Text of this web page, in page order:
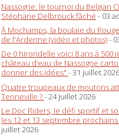
Nassogne: le tournoi du Belgian
Stéphane Delbrouck fâché - 03
À Mochamps, la boulaie du
de l'Ardenne (vidéo et photos)-
De 0 hirondelle voici 8 ans à 500
château d’eau de Nassogne
donner des idées" - 31 juillet 2026
Quatre troupeaux de moutons
Tenneville ?- 24 juillet 2026
Le Doc Riders, le défi sportif et
les 12 et 13 septembre
juillet 2026